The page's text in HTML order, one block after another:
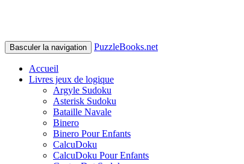
Basculer la navigation PuzzleBooks.net
Accueil
Livres jeux de logique
Argyle Sudoku
Asterisk Sudoku
Bataille Navale
Binero
Binero Pour Enfants
CalcuDoku
CalcuDoku Pour Enfants